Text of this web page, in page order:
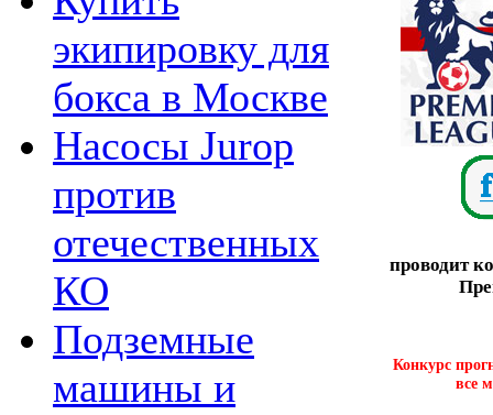
экипировку для
бокса в Москве
Насосы Jurop
против
отечественных
КО
Подземные
машины и
проводит
Конкурс
все